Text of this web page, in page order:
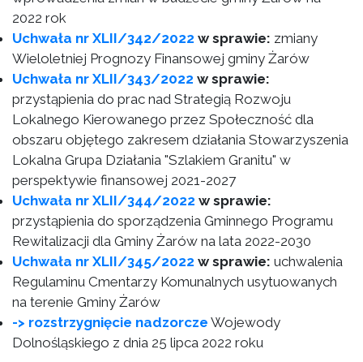
2022 rok
Uchwała nr XLII/342/2022 w sprawie: zmiany
Wieloletniej Prognozy Finansowej gminy Żarów
Uchwała nr XLII/343/2022 w sprawie:
przystąpienia do prac nad Strategią Rozwoju
Lokalnego Kierowanego przez Społeczność dla
obszaru objętego zakresem działania Stowarzyszenia
Lokalna Grupa Działania "Szlakiem Granitu" w
perspektywie finansowej 2021-2027
Uchwała nr XLII/344/2022 w sprawie:
przystąpienia do sporządzenia Gminnego Programu
Rewitalizacji dla Gminy Żarów na lata 2022-2030
Uchwała nr XLII/345/2022 w sprawie: uchwalenia
Regulaminu Cmentarzy Komunalnych usytuowanych
na terenie Gminy Żarów
-> rozstrzygnięcie nadzorcze Wojewody
Dolnośląskiego z dnia 25 lipca 2022 roku